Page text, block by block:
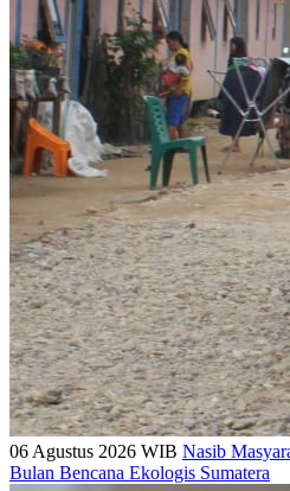
06 Agustus 2026 WIB Nasib
Bulan Bencana Ekologis Sumatera